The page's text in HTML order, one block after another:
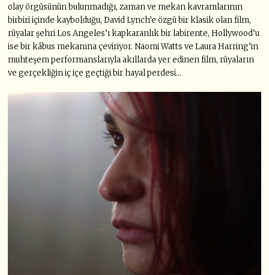
olay örgüsünün bulunmadığı, zaman ve mekan kavramlarının
birbiri içinde kaybolduğu, David Lynch’e özgü bir klasik olan film,
rüyalar şehri Los Angeles’ı kapkaranlık bir labirente, Hollywood’u
ise bir kâbus mekanına çeviriyor. Naomi Watts ve Laura Harring’in
muhteşem performanslarıyla akıllarda yer edinen film, rüyaların
ve gerçekliğin iç içe geçtiği bir hayal perdesi…